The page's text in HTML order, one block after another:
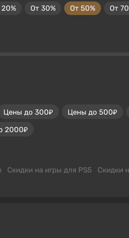
От 30% От 50% От
Цены до 300₽ Цены до 500₽
2000₽
Скидки на игры для PS5
Скидки